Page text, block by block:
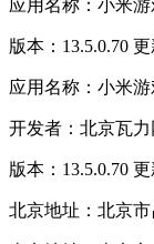
应用名称：小米
版本：13.5.0.70
应用名称：小米
开发者：北京瓦力
版本：13.5.0.70
北京地址：北京